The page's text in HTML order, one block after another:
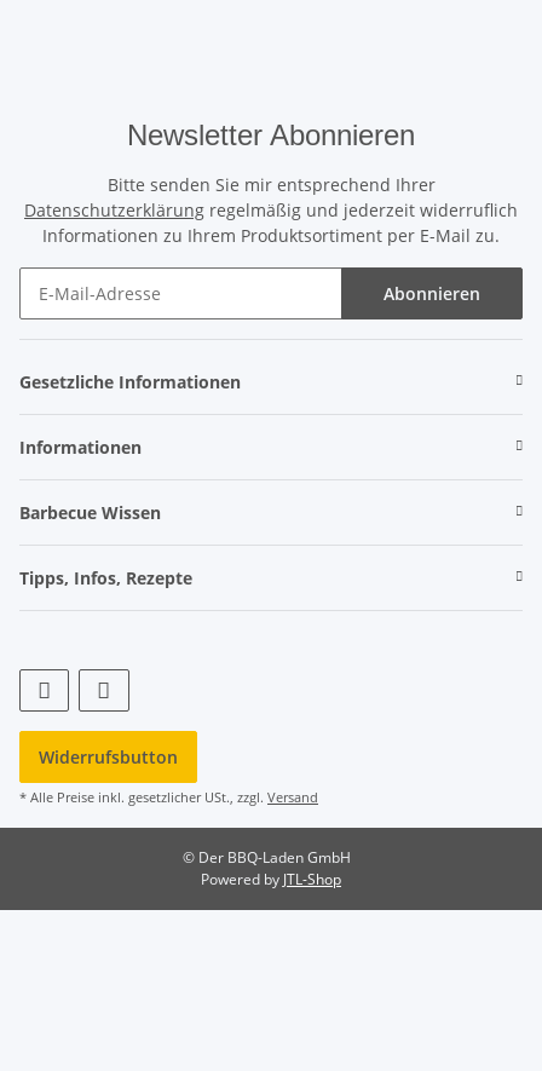
Newsletter Abonnieren
Bitte senden Sie mir entsprechend Ihrer
Datenschutzerklärung regelmäßig und jederzeit widerruflich
Informationen zu Ihrem Produktsortiment per E-Mail zu.
Abonnieren
Gesetzliche Informationen
Informationen
Barbecue Wissen
Tipps, Infos, Rezepte
Widerrufsbutton
* Alle Preise inkl. gesetzlicher USt., zzgl. Versand
© Der BBQ-Laden GmbH
Powered by JTL-Shop